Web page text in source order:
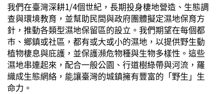
我們在臺灣深耕1/4個世紀，長期投身棲地營造、生態調
查與環境教育，並幫助民間與政府團體擬定濕地保育方
針，推動各類型濕地保留區的設立。我們期望在每個都
市、鄉鎮或社區，都有或大或小的濕地，以提供野生動
植物棲息與庇護，並保護瀕危物種與生物多樣性。這些
濕地串連起來，配合一般公園、行道樹綠帶與河流，羅
織成生態網絡，能讓臺灣的城鎮擁有豐富的「野生」生
命力。